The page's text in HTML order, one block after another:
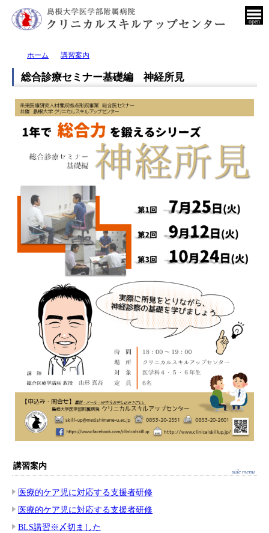
open
ホーム 講習案内
総合診療セミナー基礎編 神経所見
講習案内
医療的ケア児に対応する支援者研修
医療的ケア児に対応する支援者研修
BLS講習※〆切ました